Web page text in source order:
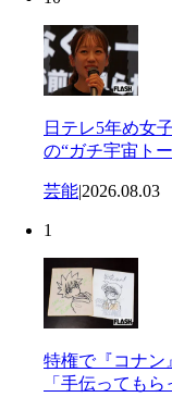
日テレ5年め女
の“ガチ宇宙ト
芸能|2026.08.03
1
特権で『コナン
「手伝っても